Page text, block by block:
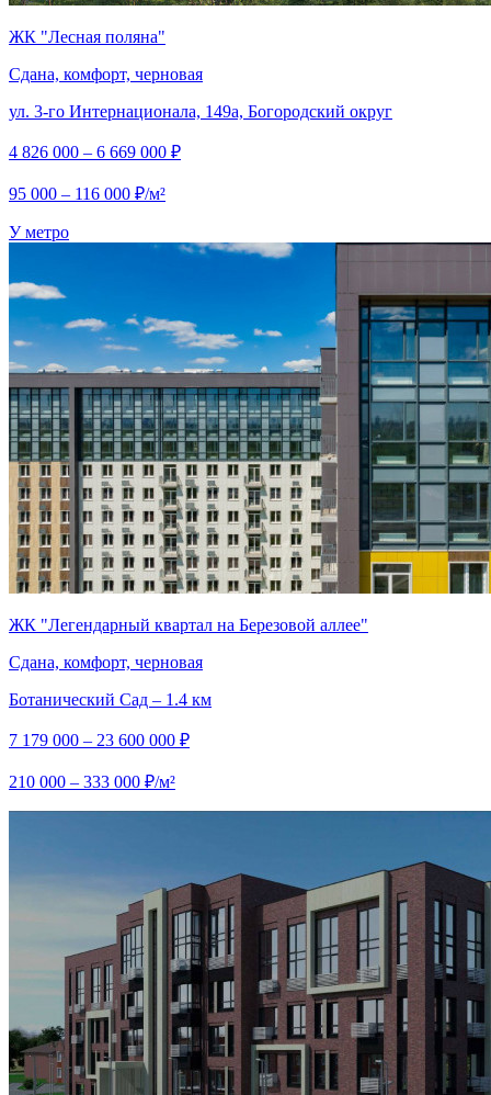
ЖК "Лесная поляна"
Сдана, комфорт, черновая
ул. 3-го Интернационала, 149а, Богородский округ
4 826 000 – 6 669 000 ₽
95 000 – 116 000 ₽/м²
У метро
ЖК "Легендарный квартал на Березовой аллее"
Сдана, комфорт, черновая
Ботанический Сад – 1.4 км
7 179 000 – 23 600 000 ₽
210 000 – 333 000 ₽/м²